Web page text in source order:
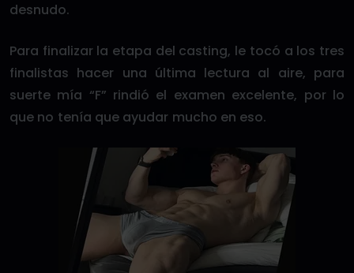
desnudo.
Para finalizar la etapa del casting, le tocó a los tres
finalistas hacer una última lectura al aire, para
suerte mía “F” rindió el examen excelente, por lo
que no tenía que ayudar mucho en eso.